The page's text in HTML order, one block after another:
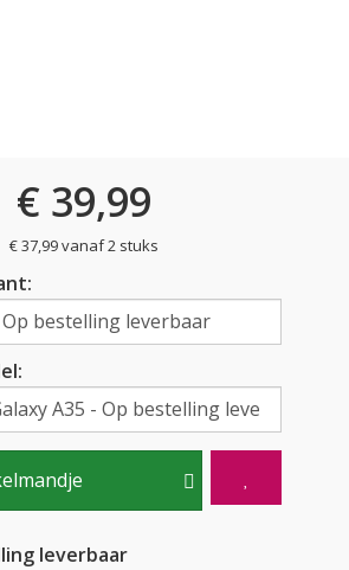
€ 39,99
€ 37,99 vanaf 2 stuks
leverbaar